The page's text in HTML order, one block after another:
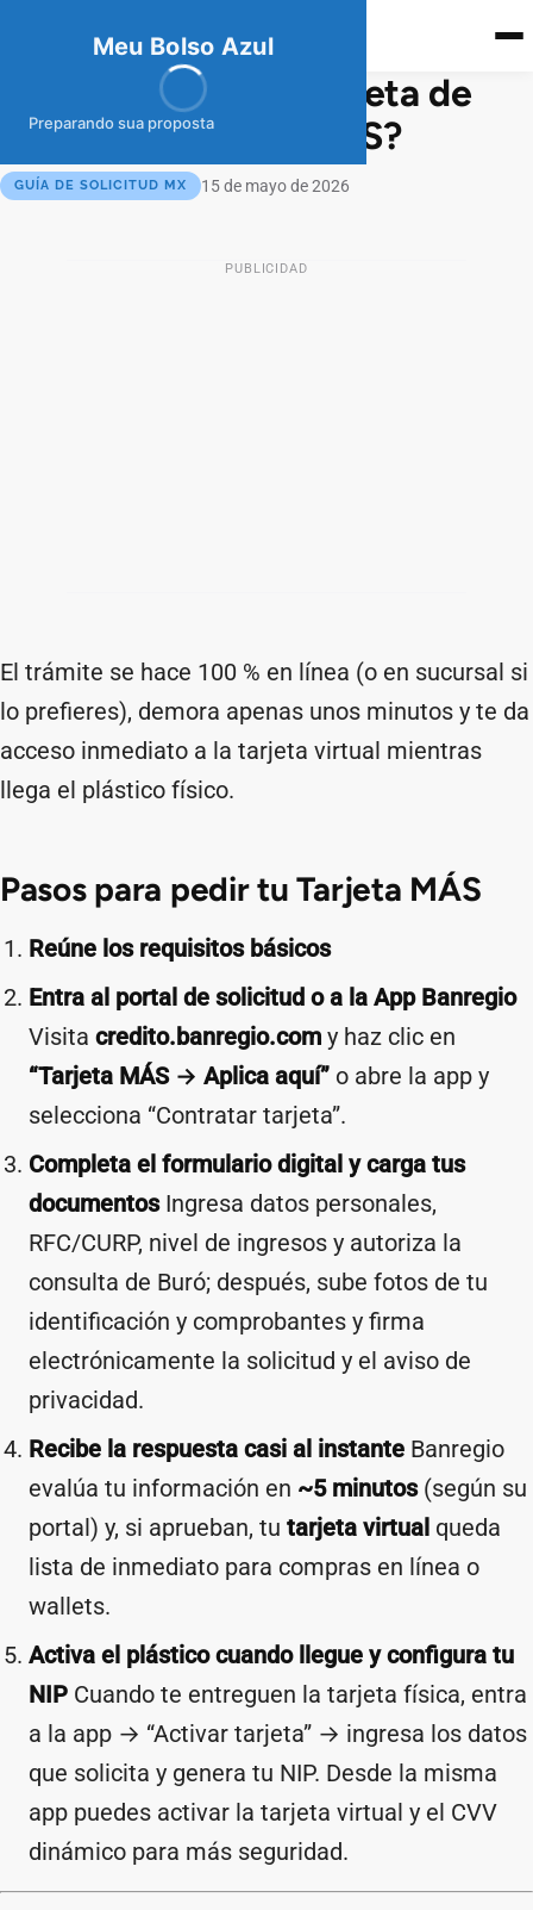
Meu Bolso Azul
Preparando sua proposta
meubolso Azul
¿Cómo Pedir una Tarjeta de
Crédito Banregio MÁS?
GUÍA DE SOLICITUD MX 15 de mayo de 2026
PUBLICIDAD
El trámite se hace 100 % en línea (o en sucursal si
lo prefieres), demora apenas unos minutos y te da
acceso inmediato a la tarjeta virtual mientras
llega el plástico físico.
Pasos para pedir tu Tarjeta MÁS
Reúne los requisitos básicos
Entra al portal de solicitud o a la App Banregio
Visita credito.banregio.com y haz clic en
“Tarjeta MÁS → Aplica aquí” o abre la app y
selecciona “Contratar tarjeta”.
Completa el formulario digital y carga tus
documentosIngresa datos personales,
RFC/CURP, nivel de ingresos y autoriza la
consulta de Buró; después, sube fotos de tu
identificación y comprobantes y firma
electrónicamente la solicitud y el aviso de
privacidad.
Recibe la respuesta casi al instante Banregio
evalúa tu información en ~5 minutos(según su
portal) y, si aprueban, tu tarjeta virtual queda
lista de inmediato para compras en línea o
wallets.
Activa el plástico cuando llegue y configura tu
NIP Cuando te entreguen la tarjeta física, entra
a la app → “Activar tarjeta” → ingresa los datos
que solicita y genera tu NIP. Desde la misma
app puedes activar la tarjeta virtual y el CVV
dinámico para más seguridad.